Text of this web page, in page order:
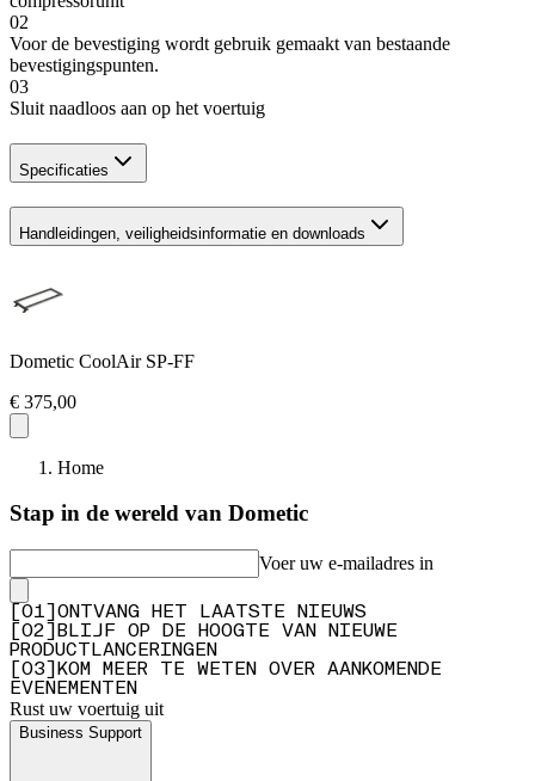
02
Voor de bevestiging wordt gebruik gemaakt van bestaande
bevestigingspunten.
03
Sluit naadloos aan op het voertuig
Specificaties
Handleidingen, veiligheidsinformatie en downloads
Dometic CoolAir SP-FF
€ 375,00
Home
Stap in de wereld van Dometic
Voer uw e-mailadres in
01
ONTVANG HET LAATSTE NIEUWS
02
BLIJF OP DE HOOGTE VAN NIEUWE
PRODUCTLANCERINGEN
03
KOM MEER TE WETEN OVER AANKOMENDE
EVENEMENTEN
Rust uw voertuig uit
Business Support